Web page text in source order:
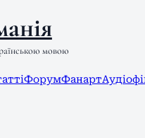
мовою
ФорумФанарт